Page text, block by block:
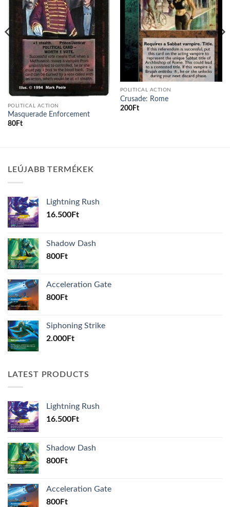
POLITICAL ACTION
Masquerade Enforcement
80Ft
POLITICAL ACTION
Crusade: Rome
200Ft
LEÚJABB TERMÉKEK
Lightning Rush
16.500Ft
Shadow Dash
800Ft
Acceleration Gate
800Ft
Siphoning Strike
2.000Ft
LATEST PRODUCTS
Lightning Rush
16.500Ft
Shadow Dash
800Ft
Acceleration Gate
800Ft